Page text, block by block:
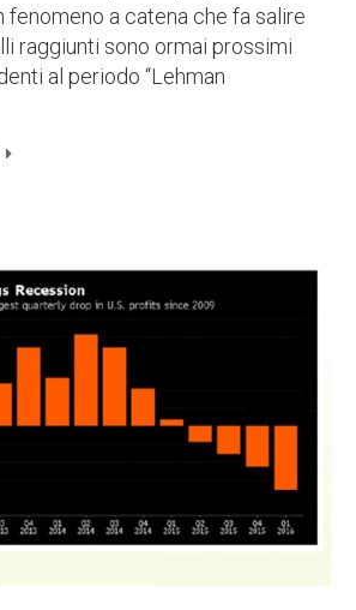
fenomeno a catena che fa salire
raggiunti sono ormai prossimi
al periodo “Lehman